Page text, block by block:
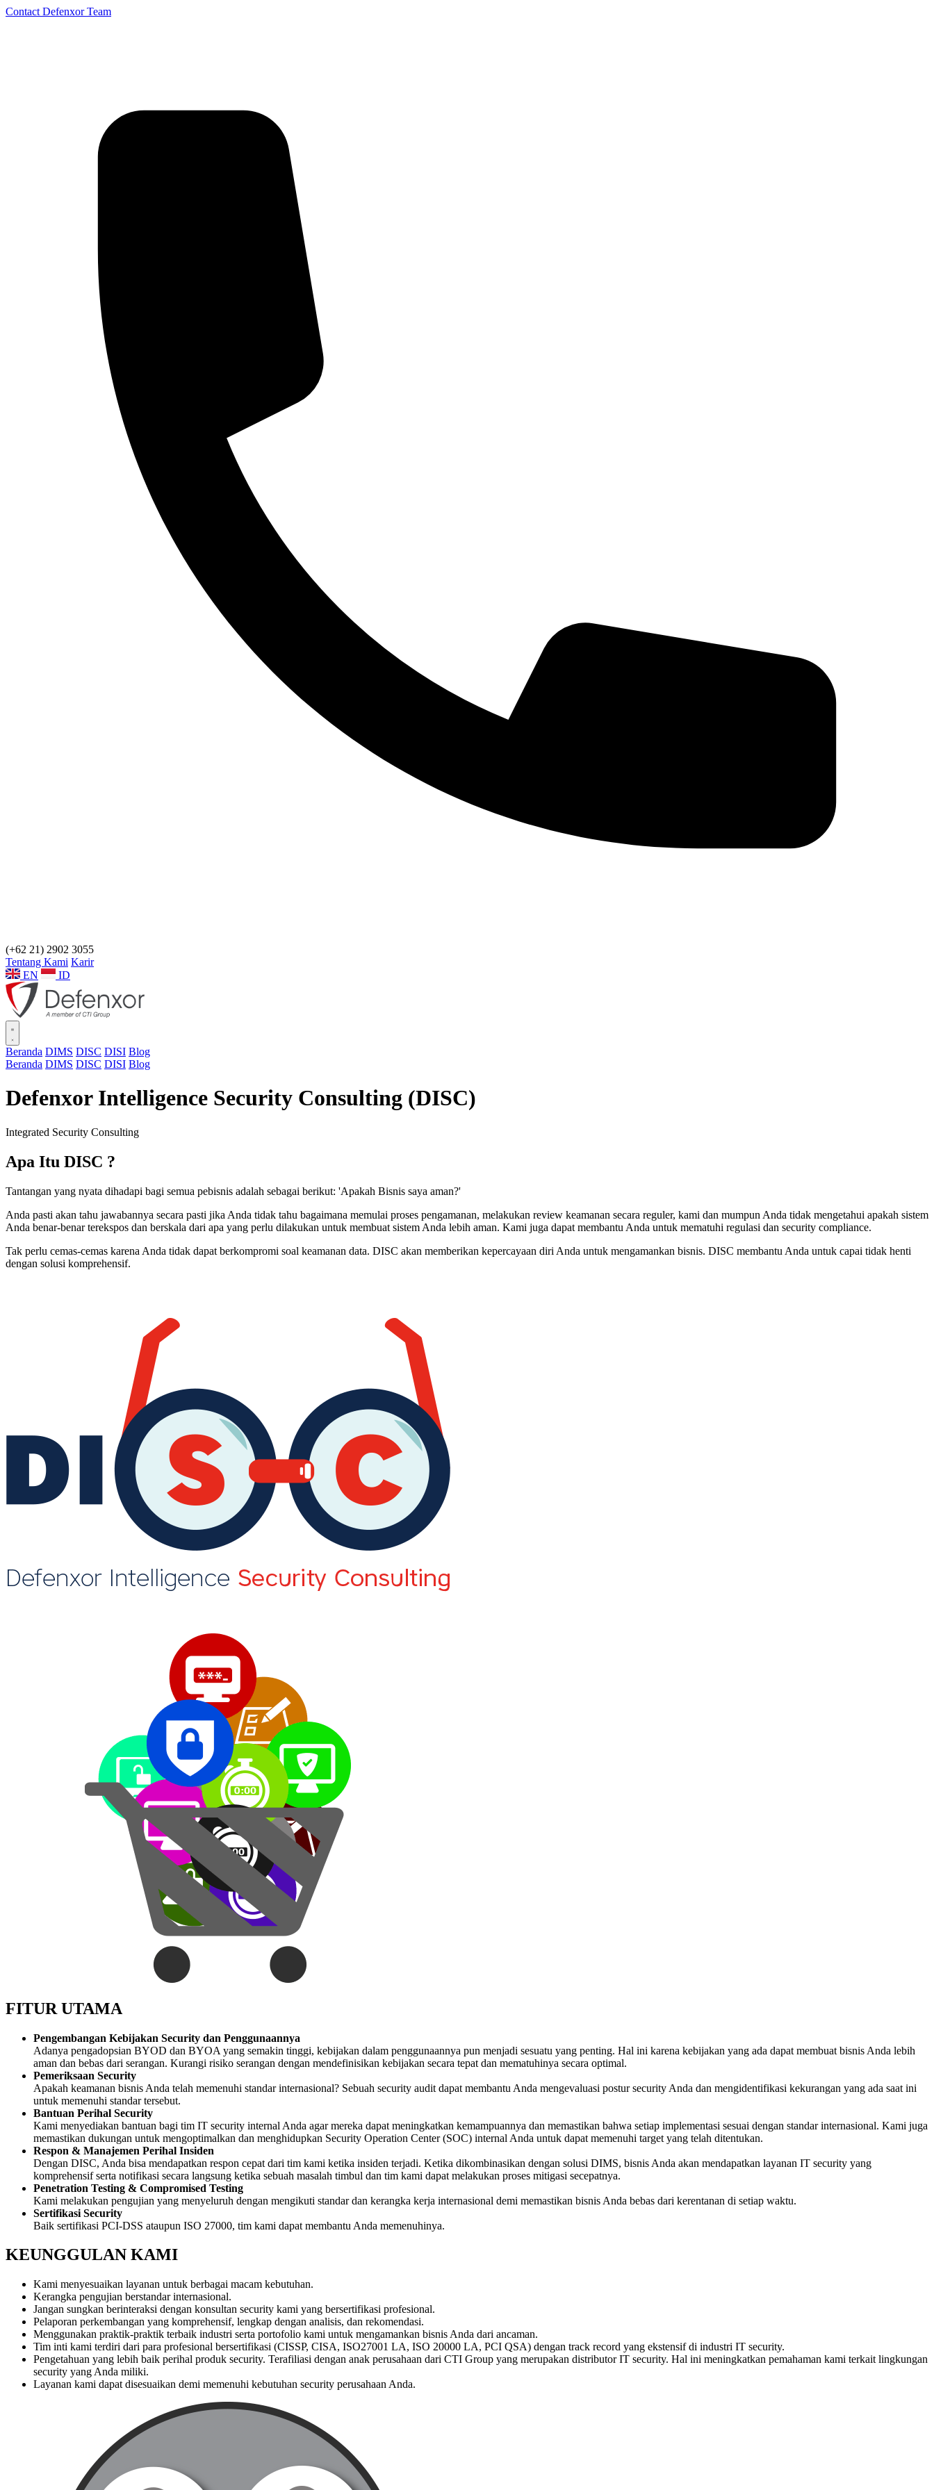
Contact Defenxor Team
(+62 21) 2902 3055
Tentang Kami Karir
EN
ID
Beranda DIMS DISC DISI Blog
Beranda DIMS DISC DISI Blog
Defenxor Intelligence Security Consulting (DISC)
Integrated Security Consulting
Apa Itu DISC ?
Tantangan yang nyata dihadapi bagi semua pebisnis adalah sebagai berikut: 'Apakah Bisnis saya aman?'
Anda pasti akan tahu jawabannya secara pasti jika Anda tidak tahu bagaimana memulai proses pengamanan, melakukan review keamanan secara reguler, kami dan mumpun Anda tidak mengetahui apakah sistem
Anda benar-benar terekspos dan berskala dari apa yang perlu dilakukan untuk membuat sistem Anda lebih aman. Kami juga dapat membantu Anda untuk mematuhi regulasi dan security compliance.
Tak perlu cemas-cemas karena Anda tidak dapat berkompromi soal keamanan data. DISC akan memberikan kepercayaan diri Anda untuk mengamankan bisnis. DISC membantu Anda untuk capai tidak henti
dengan solusi komprehensif.
FITUR UTAMA
Pengembangan Kebijakan Security dan Penggunaannya
Adanya pengadopsian BYOD dan BYOA yang semakin tinggi, kebijakan dalam penggunaannya pun menjadi sesuatu yang penting. Hal ini karena kebijakan yang ada dapat membuat bisnis Anda lebih
aman dan bebas dari serangan. Kurangi risiko serangan dengan mendefinisikan kebijakan secara tepat dan mematuhinya secara optimal.
Pemeriksaan Security
Apakah keamanan bisnis Anda telah memenuhi standar internasional? Sebuah security audit dapat membantu Anda mengevaluasi postur security Anda dan mengidentifikasi kekurangan yang ada saat ini
untuk memenuhi standar tersebut.
Bantuan Perihal Security
Kami menyediakan bantuan bagi tim IT security internal Anda agar mereka dapat meningkatkan kemampuannya dan memastikan bahwa setiap implementasi sesuai dengan standar internasional. Kami juga
memastikan dukungan untuk mengoptimalkan dan menghidupkan Security Operation Center (SOC) internal Anda untuk dapat memenuhi target yang telah ditentukan.
Respon & Manajemen Perihal Insiden
Dengan DISC, Anda bisa mendapatkan respon cepat dari tim kami ketika insiden terjadi. Ketika dikombinasikan dengan solusi DIMS, bisnis Anda akan mendapatkan layanan IT security yang
komprehensif serta notifikasi secara langsung ketika sebuah masalah timbul dan tim kami dapat melakukan proses mitigasi secepatnya.
Penetration Testing & Compromised Testing
Kami melakukan pengujian yang menyeluruh dengan mengikuti standar dan kerangka kerja internasional demi memastikan bisnis Anda bebas dari kerentanan di setiap waktu.
Sertifikasi Security
Baik sertifikasi PCI-DSS ataupun ISO 27000, tim kami dapat membantu Anda memenuhinya.
KEUNGGULAN KAMI
Kami menyesuaikan layanan untuk berbagai macam kebutuhan.
Kerangka pengujian berstandar internasional.
Jangan sungkan berinteraksi dengan konsultan security kami yang bersertifikasi profesional.
Pelaporan perkembangan yang komprehensif, lengkap dengan analisis, dan rekomendasi.
Menggunakan praktik-praktik terbaik industri serta portofolio kami untuk mengamankan bisnis Anda dari ancaman.
Tim inti kami terdiri dari para profesional bersertifikasi (CISSP, CISA, ISO27001 LA, ISO 20000 LA, PCI QSA) dengan track record yang ekstensif di industri IT security.
Pengetahuan yang lebih baik perihal produk security. Terafiliasi dengan anak perusahaan dari CTI Group yang merupakan distributor IT security. Hal ini meningkatkan pemahaman kami terkait lingkungan
security yang Anda miliki.
Layanan kami dapat disesuaikan demi memenuhi kebutuhan security perusahaan Anda.